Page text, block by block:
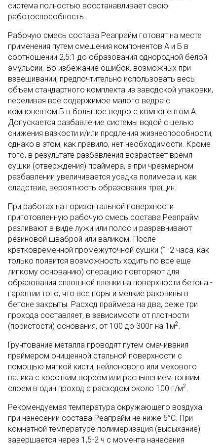
система полностью восстанавливает свою
работоспособность.
Рабочую смесь состава Реапрайм готовят на месте
применения путем смешения компонентов А и Б в
соотношении 2,5:1 до образования однородной белой
эмульсии. Во избежание ошибок, возможных при
взвешивании, предпочтительно использовать весь
объем стандартного комплекта из заводской упаковки,
переливая все содержимое малого ведра с
компонентом Б в большое ведро с компонентом А.
Допускается разбавление системы водой с целью
снижения вязкости и/или продления жизнеспособности,
однако в этом, как правило, нет необходимости. Кроме
того, в результате разбавления возрастает время
сушки (отверждения) праймера, а при чрезмерном
разбавлении увеличивается усадка полимера и, как
следствие, вероятность образования трещин.
При работах на горизонтальной поверхности
приготовленную рабочую смесь состава Реапрайм
разливают в виде лужи или полос и разравнивают
резиновой шваброй или валиком. После
кратковременной промежуточной сушки (1-2 часа, как
только появится возможность ходить по все еще
липкому основанию) операцию повторяют для
образования сплошной пленки на поверхности бетона -
гарантии того, что все поры и мелкие раковины в
бетоне закрыты. Расход праймера на два, реже три
прохода составляет, в зависимости от плотности
(пористости) основания, от 100 до 300г на 1м2.
Грунтование металла проводят путем смачивания
праймером очищенной стальной поверхности с
помощью мягкой кисти, нейлонового или мехового
валика с коротким ворсом или распылением тонким
слоем в один проход с расходом около 100 г/м2.
Рекомендуемая температура окружающего воздуха
при нанесении состава Реапрайм не ниже 5°С. При
комнатной температуре полимеризация (высыхание)
завершается через 1,5-2 ч с момента нанесения